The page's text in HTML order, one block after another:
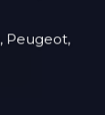
, Peugeot,